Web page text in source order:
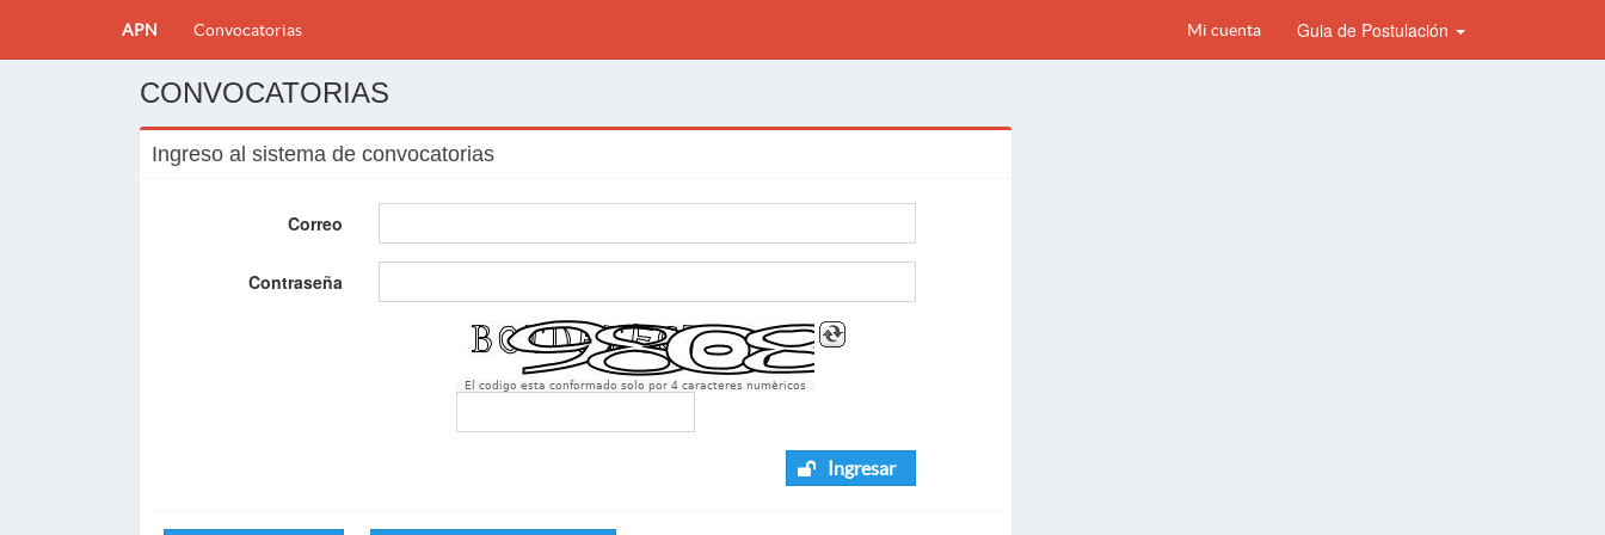
APN Convocatorias Mi cuenta Guia de Postulación
CONVOCATORIAS
Ingreso al sistema de convocatorias
Correo
Contraseña
El codigo esta conformado solo por 4 caracteres numèricos
Ingresar